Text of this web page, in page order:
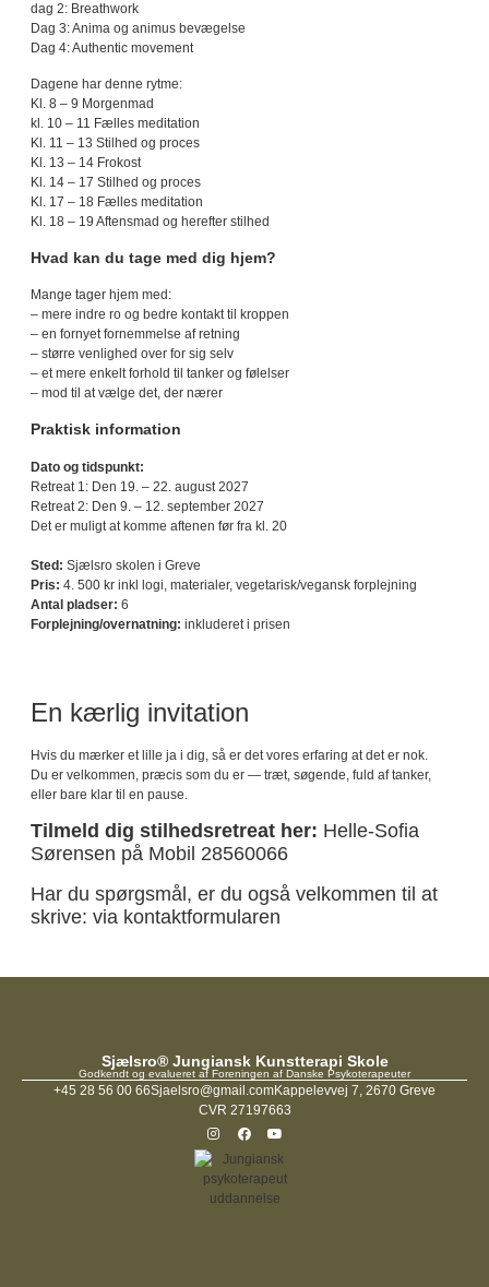
dag 2: Breathwork
Dag 3: Anima og animus bevægelse
Dag 4: Authentic movement
Dagene har denne rytme:
Kl. 8 – 9 Morgenmad
kl. 10 – 11 Fælles meditation
Kl. 11 – 13 Stilhed og proces
Kl. 13 – 14 Frokost
Kl. 14 – 17 Stilhed og proces
Kl. 17 – 18 Fælles meditation
Kl. 18 – 19 Aftensmad og herefter stilhed
Hvad kan du tage med dig hjem?
Mange tager hjem med:
– mere indre ro og bedre kontakt til kroppen
– en fornyet fornemmelse af retning
– større venlighed over for sig selv
– et mere enkelt forhold til tanker og følelser
– mod til at vælge det, der nærer
Praktisk information
Dato og tidspunkt:
Retreat 1: Den 19. – 22. august 2027
Retreat 2: Den 9. – 12. september 2027
Det er muligt at komme aftenen før fra kl. 20
Sted: Sjælsro skolen i Greve
Pris: 4. 500 kr inkl logi, materialer, vegetarisk/vegansk forplejning
Antal pladser: 6
Forplejning/overnatning: inkluderet i prisen
En kærlig invitation
Hvis du mærker et lille ja i dig, så er det vores erfaring at det er nok.
Du er velkommen, præcis som du er — træt, søgende, fuld af tanker,
eller bare klar til en pause.
Tilmeld dig stilhedsretreat her: Helle-Sofia
Sørensen på Mobil 28560066
Har du spørgsmål, er du også velkommen til at
skrive: via kontaktformularen
Sjælsro® Jungiansk Kunstterapi Skole
Godkendt og evalueret af Foreningen af Danske Psykoterapeuter
+45 28 56 00 66Sjaelsro@gmail.comKappelevvej 7, 2670 Greve
CVR 27197663